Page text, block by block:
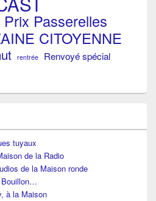
Prix Passerelles
CITOYENNE
rentrée Renvoyé spécial
tuyaux
de la Radio
de la Maison ronde
Bouillon…
à la Maison